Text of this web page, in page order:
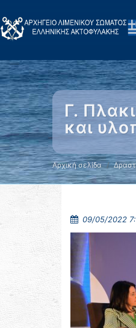
Γ.
και
Αρχική σελίδα
09/05/2022